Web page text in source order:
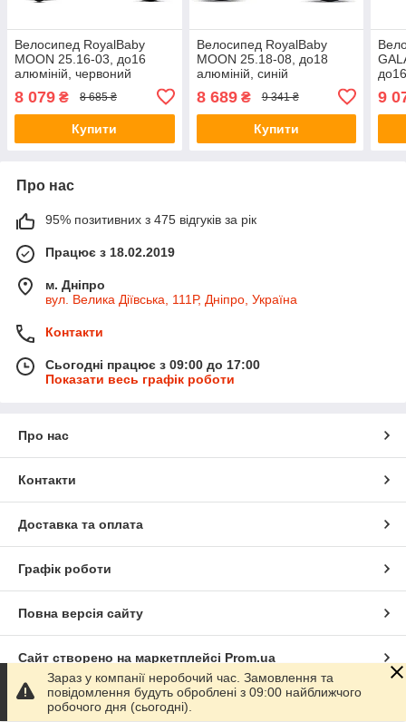
Велосипед RoyalBaby
MOON 25.16-03, до16
алюміній, червоний
8 079 ₴ 8 685 ₴
Купити
Велосипед RoyalBaby
MOON 25.18-08, до18
алюміній, синій
8 689₴ 9 341 ₴
Купити
9
Про нас
95% позитивних з 475 відгуків за рік
Працює з 18.02.2019
м. Дніпро
вул. Велика Діївська, 111Р, Дніпро, Україна
Контакти
Сьогодні працює з 09:00 до 17:00
Показати весь графік роботи
Про нас
Контакти
Доставка та оплата
Графік роботи
Повна версія сайту
Сайт створено на маркетплейсі Prom.ua
Політика конфіденційності
Зараз у компанії неробочий час. Замовлення та
повідомлення будуть оброблені з 09:00 найближчого
робочого дня (сьогодні).